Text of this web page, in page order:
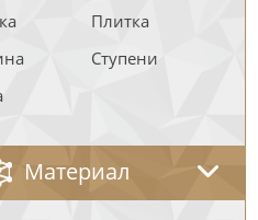
Плитка
Ступени
Материал